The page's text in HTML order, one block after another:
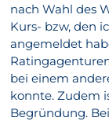
nach Wahl des
Kurs- bzw, den
angemeldet
bei einem
konnte. Zudem
Begründung.